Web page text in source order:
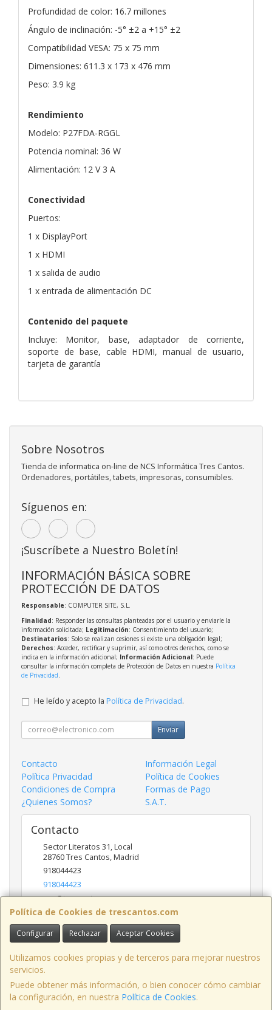
Profundidad de color: 16.7 millones
Ángulo de inclinación: -5° ±2 a +15° ±2
Compatibilidad VESA: 75 x 75 mm
Dimensiones: 611.3 x 173 x 476 mm
Peso: 3.9 kg
Rendimiento
Modelo: P27FDA-RGGL
Potencia nominal: 36 W
Alimentación: 12 V 3 A
Conectividad
Puertos:
1 x DisplayPort
1 x HDMI
1 x salida de audio
1 x entrada de alimentación DC
Contenido del paquete
Incluye: Monitor, base, adaptador de corriente,
soporte de base, cable HDMI, manual de usuario,
tarjeta de garantía
Política de Cookies de trescantos.com
Configurar Rechazar Aceptar Cookies
Utilizamos cookies propias y de terceros para mejorar nuestros
servicios.
Puede obtener más información, o bien conocer cómo cambiar
la configuración, en nuestra Política de Cookies.
Sobre Nosotros
Tienda de informatica on-line de NCS Informática Tres Cantos.
Ordenadores, portátiles, tabets, impresoras, consumibles.
Síguenos en:
¡Suscríbete a Nuestro Boletín!
INFORMACIÓN BÁSICA SOBRE
PROTECCIÓN DE DATOS
Responsable: COMPUTER SITE, S.L.
Finalidad: Responder las consultas planteadas por el usuario y enviarle la
información solicitada; Legitimación: Consentimiento del usuario;
Destinatarios: Solo se realizan cesiones si existe una obligación legal;
Derechos: Acceder, rectificar y suprimir, así como otros derechos, como se
indica en la información adicional; Información Adicional: Puede
consultar la información completa de Protección de Datos en nuestra Política
de Privacidad
He leído y acepto la Política de Privacidad.
Enviar
Contacto
Información Legal
Política Privacidad
Política de Cookies
Condiciones de Compra
Formas de Pago
¿Quienes Somos?
S.A.T.
Contacto
Sector Literatos 31, Local
28760Tres Cantos,Madrid
918044423
918044423
ncs@trescantos.com
Horario
Lunes a Viernes 9:30 a 14:00 - 15:30 a 19:00
, , , , España. - C.I.F.: B81702417 - Tfno: